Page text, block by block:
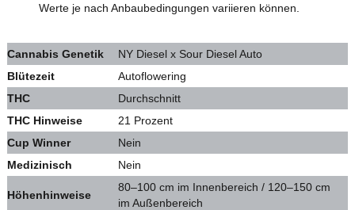
Werte je nach Anbaubedingungen variieren können.
Cannabis Genetik
NY Diesel x Sour Diesel Auto
Blütezeit
Autoflowering
THC
Durchschnitt
THC Hinweise
21 Prozent
Cup Winner
Nein
Medizinisch
Nein
Höhenhinweise
80–100 cm im Innenbereich / 120–150 cm
im Außenbereich